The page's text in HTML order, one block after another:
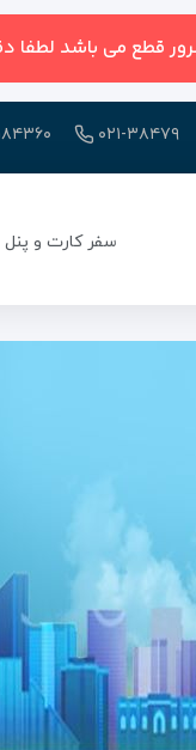
قطع می باشد لطفا
۰۲۱-۳۸۴۷۹
سفر کارت و پنل